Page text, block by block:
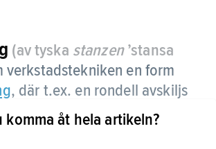
(av tyska stanzen’stansa
verkstadstekniken en form
, där t.ex. en rondell avskiljs
eller ett band genom
sprickbildning och vanligtvis
komma åt hela artikeln?